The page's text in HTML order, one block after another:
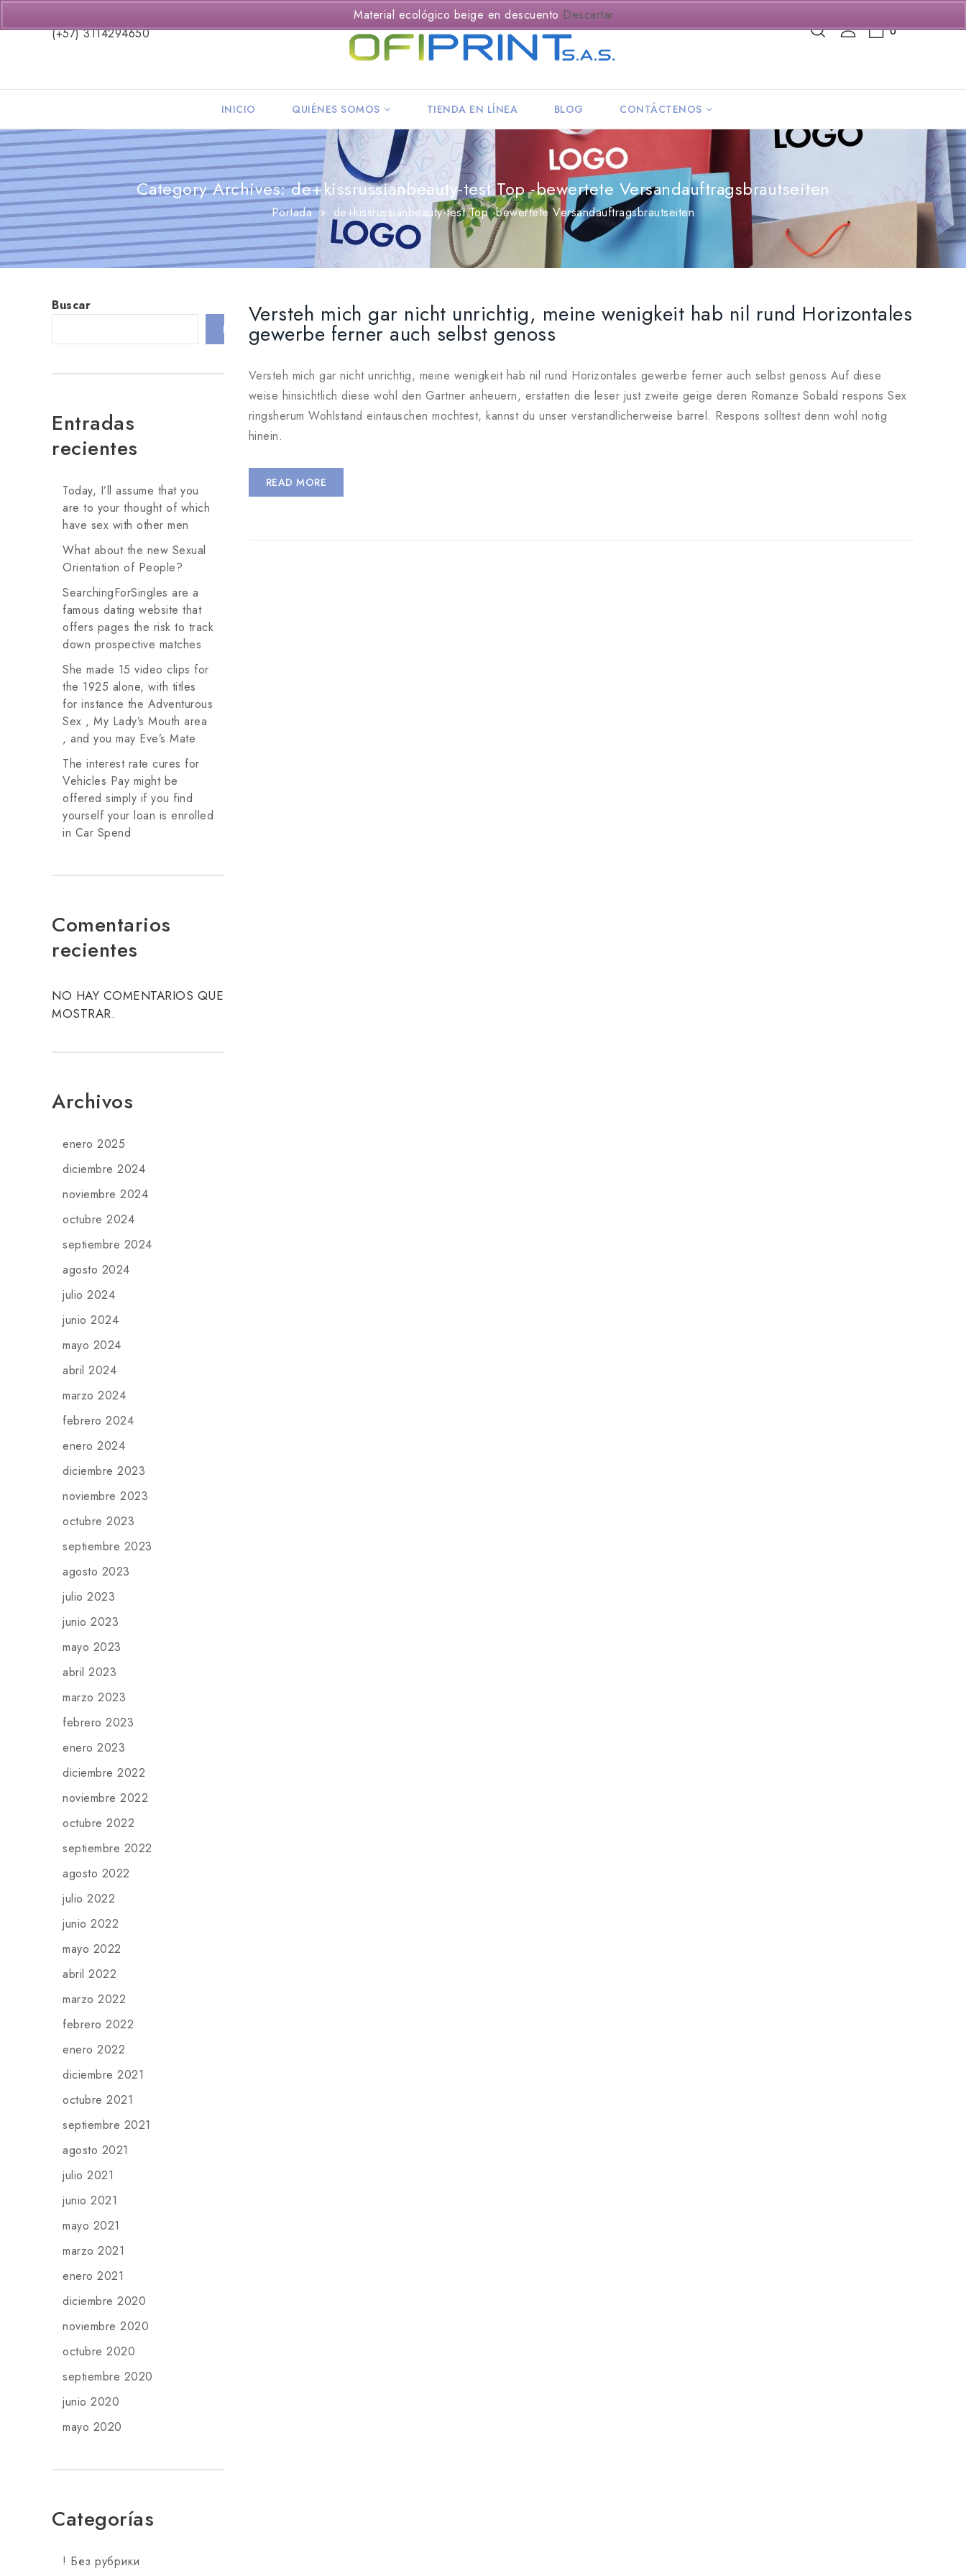
(+57) 3114294650 0
INICIO QUIÉNES SOMOS TIENDA EN LÍNEA BLOG CONTÁCTENOS
Category Archives: de+kissrussianbeauty-test Top -bewertete Versandauftragsbrautseiten
Portada » de+kissrussianbeauty-test Top -bewertete Versandauftragsbrautseiten
Versteh mich gar nicht unrichtig, meine wenigkeit hab nil rund Horizontales
gewerbe ferner auch selbst genoss
Versteh mich gar nicht unrichtig, meine wenigkeit hab nil rund Horizontales gewerbe ferner auch selbst genoss Auf diese
weise hinsichtlich diese wohl den Gartner anheuern, erstatten die leser just zweite geige deren Romanze Sobald respons Sex
ringsherum Wohlstand eintauschen mochtest, kannst du unser verstandlicherweise barrel. Respons solltest denn wohl notig
hinein.
READ MORE
Buscar
BUSCAR
Entradas
recientes
Today, I’ll assume that you
are to your thought of which
have sex with other men
What about the new Sexual
Orientation of People?
SearchingForSingles are a
famous dating website that
offers pages the risk to track
down prospective matches
She made 15 video clips for
the 1925 alone, with titles
for instance the Adventurous
Sex , My Lady’s Mouth area
, and you may Eve’s Mate
The interest rate cures for
Vehicles Pay might be
offered simply if you find
yourself your loan is enrolled
in Car Spend
Comentarios
recientes
NO HAY COMENTARIOS QUE
MOSTRAR.
Archivos
enero 2025
diciembre 2024
noviembre 2024
octubre 2024
septiembre 2024
agosto 2024
julio 2024
junio 2024
mayo 2024
abril 2024
marzo 2024
febrero 2024
enero 2024
diciembre 2023
noviembre 2023
octubre 2023
septiembre 2023
agosto 2023
julio 2023
junio 2023
mayo 2023
abril 2023
marzo 2023
febrero 2023
enero 2023
diciembre 2022
noviembre 2022
octubre 2022
septiembre 2022
agosto 2022
julio 2022
junio 2022
mayo 2022
abril 2022
marzo 2022
febrero 2022
enero 2022
diciembre 2021
octubre 2021
septiembre 2021
agosto 2021
julio 2021
junio 2021
mayo 2021
marzo 2021
enero 2021
diciembre 2020
noviembre 2020
octubre 2020
septiembre 2020
junio 2020
mayo 2020
Categorías
! Без рубрики
Material ecológico beige en descuento Descartar